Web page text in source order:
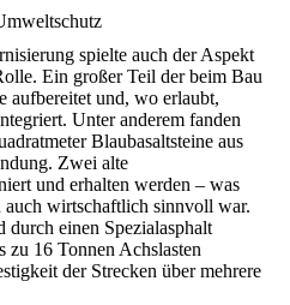
spielte auch der Aspekt
Ein großer Teil der beim Bau
aufbereitet und, wo erlaubt,
Unter anderem fanden
Blaubasaltsteine aus
Zwei alte
und erhalten werden – was
wirtschaftlich sinnvoll war.
durch einen Spezialasphalt
zu 16 Tonnen Achslasten
der Strecken über mehrere